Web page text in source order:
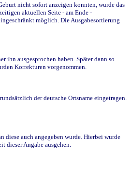
nicht sofort anzeigen konnten, wurde das
aktuellen Seite - am Ende -
möglich. Die Ausgabesortierung
ihn ausgesprochen haben. Später dann so
Korrekturen vorgenommen.
der deutsche Ortsname eingetragen.
diese auch angegeben wurde. Hierbei wurde
dieser Angabe ausgehen.